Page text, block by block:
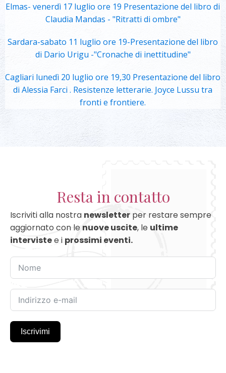
Elmas- venerdì 17 luglio ore 19 Presentazione del libro di
Claudia Mandas - "Ritratti di ombre"
Sardara-sabato 11 luglio ore 19-Presentazione del libro
di Dario Urigu -"Cronache di inettitudine"
Cagliari lunedì 20 luglio ore 19,30 Presentazione del libro
di Alessia Farci . Resistenze letterarie. Joyce Lussu tra
fronti e frontiere.
Resta in contatto
Iscriviti alla nostra newsletter per restare sempre
aggiornato con le nuove uscite, le ultime
intervistee i prossimi eventi.
Iscrivimi